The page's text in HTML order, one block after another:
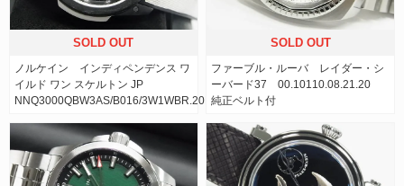
SOLD OUT
ノルケイン インディペンデンス ワ
イルド ワン スケルトン JP
NNQ3000QBW3AS/B016/3W1WBR.20BQ
SOLD OUT
ファーブル・ルーバ レイダー・シ
ーバード37 00.10110.08.21.20
純正ベルト付